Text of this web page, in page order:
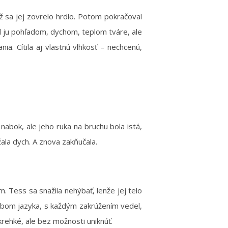
sa jej zovrelo hrdlo. Potom pokračoval
pohľadom, dychom, teplom tváre, ale
Cítila aj vlastnú vlhkosť – nechcenú,
ale jeho ruka na bruchu bola istá,
dych. A znova zakňučala.
Tess sa snažila nehýbať, lenže jej telo
jazyka, s každým zakrúžením vedel,
ale bez možnosti uniknúť.